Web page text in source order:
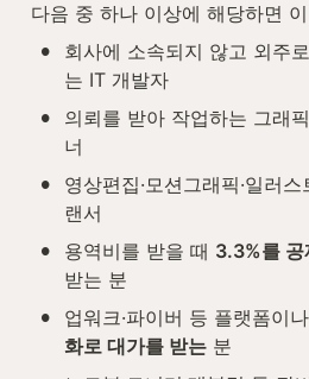
다음 중 하나 이상에 해당하면
•
회사에 소속되지 않고 외주
는 IT 개발자
•
의뢰를 받아 작업하는 그래픽
너
•
영상편집·모션그래픽·일러
랜서
• 용역비를 받을 때 3.3%를
받는 분
• 업워크·파이버 등 플랫폼이
화로 대가를 받는 분